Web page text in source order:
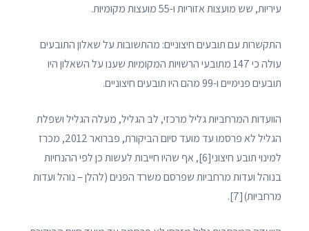
עיריות, שש מועצות אזוריות ו-55 מועצות מקומיות.
התקשרות עם תובעים חיצוניים: מהתשובות על שאלון התובעים
עולה כי 147 מתובעי הרשויות המקומיות שענו על השאלון היו
תובעים פנימיים ו-99 מהם היו תובעים חיצוניים.
הוועדות המרחביות גליל מרכזי, לב הגליל, מעלה הגליל ושפלת
הגליל לא פרסמו עד מועד סיום הביקורת, פברואר 2012, מכרז
למינוי תובע חיצוני[6], אף שהיו חייבות לעשות כן לפי ההנחיות
בנוהל ועדות מרחביות שפרסם משרד הפנים (להלן – נוהל ועדות
מרחביות)[7].